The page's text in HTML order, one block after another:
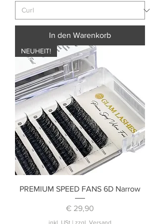
In den Warenkorb
NEUHEIT!
PREMIUM SPEED FANS 6D Narrow
Preis
€ 29,90
inkl. USt | zzgl. Versand